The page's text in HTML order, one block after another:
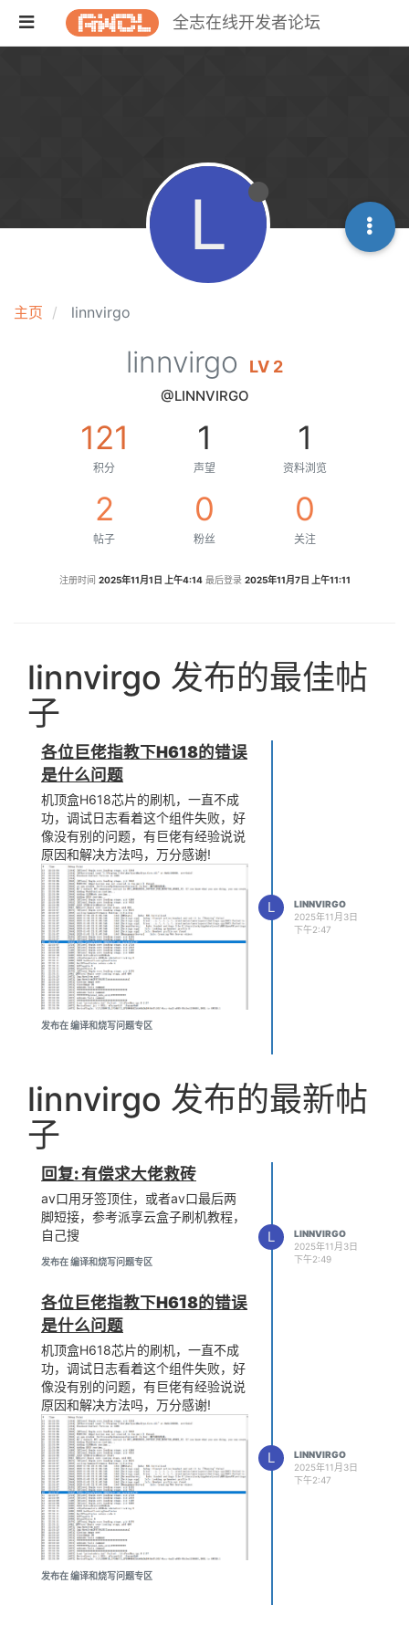
全志在线开发者论坛
主页 linnvirgo
L
linnvirgo LV 2
@LINNVIRGO
121
积分
1
声望
1
资料浏览
2
帖子
0
粉丝
0
关注
注册时间 2025年11月1日 上午4:14 最后登录 2025年11月7日 上午11:11
linnvirgo 发布的最佳帖
子
各位巨佬指教下H618的错误
是什么问题
机顶盒H618芯片的刷机，一直不成
功，调试日志看着这个组件失败，好
像没有别的问题，有巨佬有经验说说
原因和解决方法吗，万分感谢!
发布在 编译和烧写问题专区
L
LINNVIRGO
2025年11月3日
下午2:47
linnvirgo 发布的最新帖
子
回复: 有偿求大佬救砖
av口用牙签顶住，或者av口最后两
脚短接，参考派享云盒子刷机教程，
自己搜
发布在 编译和烧写问题专区
L
LINNVIRGO
2025年11月3日
下午2:49
各位巨佬指教下H618的错误
是什么问题
机顶盒H618芯片的刷机，一直不成
功，调试日志看着这个组件失败，好
像没有别的问题，有巨佬有经验说说
原因和解决方法吗，万分感谢!
发布在 编译和烧写问题专区
L
LINNVIRGO
2025年11月3日
下午2:47